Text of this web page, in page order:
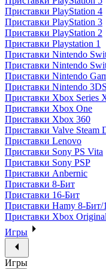
Приставки PlayStation 4
Приставки PlayStation 3
Приставки PlayStation 2
Приставки Playstation 1
Приставки Nintendo
Приставки Nintendo
Приставки Nintendo
Приставки Nintendo
Приставки Xbox Series
Приставки Xbox One
Приставки Xbox 360
Приставки Valve Steam
Приставки Lenovo
Приставки Sony PS Vita
Приставки Sony PSP
Приставки Anbernic
Приставки 8-Бит
Приставки 16-Бит
Приставки Hamy 8-Бит/
Приставки Xbox Original
Игры
Игры